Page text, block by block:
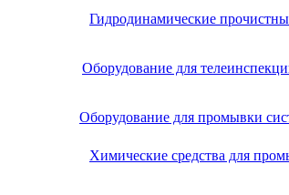
Гидродинамические
Оборудование для
Оборудование для промывки
Химические средства для